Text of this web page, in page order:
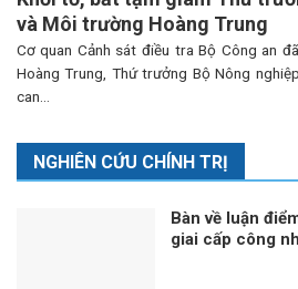
và Môi trường Hoàng Trung
Cơ quan Cảnh sát điều tra Bộ Công an
Hoàng Trung, Thứ trưởng Bộ Nông
can...
NGHIÊN CỨU CHÍNH TRỊ
Bàn về luận
giai cấp công